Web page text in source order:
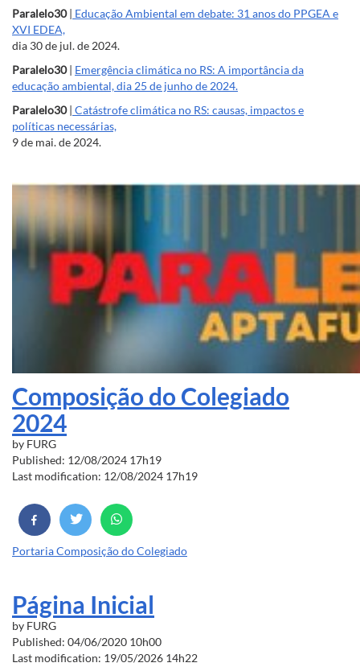
Paralelo30| Educação Ambiental em debate: 31 anos do PPGEA e
XVI EDEA,
dia 30 de jul. de 2024.
Paralelo30| Emergência climática no RS: A importância da
educação ambiental, dia 25 de junho de 2024.
Paralelo30| Catástrofe climática no RS: causas, impactos e
políticas necessárias,
9 de mai. de 2024.
Composição do Colegiado
2024
by FURG
Published: 12/08/2024 17h19
Last modification: 12/08/2024 17h19
Portaria Composição do Colegiado
Página Inicial
by FURG
Published: 04/06/2020 10h00
Last modification: 19/05/2026 14h22